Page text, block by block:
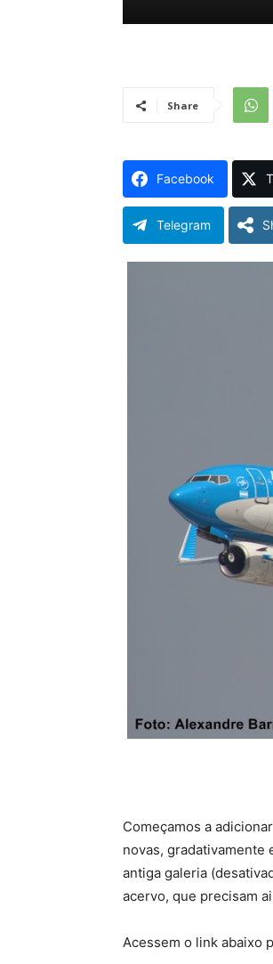
Share
Facebook
Telegram
Começamos a
novas, gradativamente
antiga galeria
acervo, que precisam
Acessem o link abaixo